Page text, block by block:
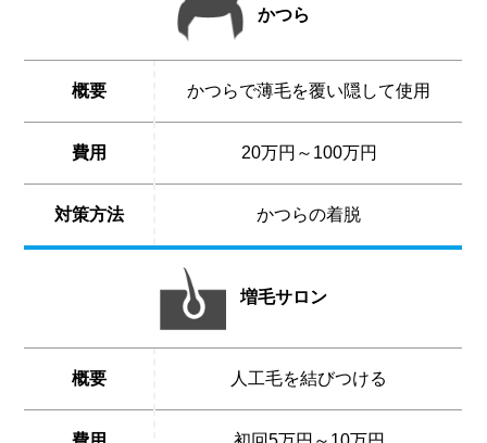
かつら
概要 かつらで薄毛を覆い隠して使用
費用 20万円～100万円
対策方法 かつらの着脱
増毛サロン
概要 人工毛を結びつける